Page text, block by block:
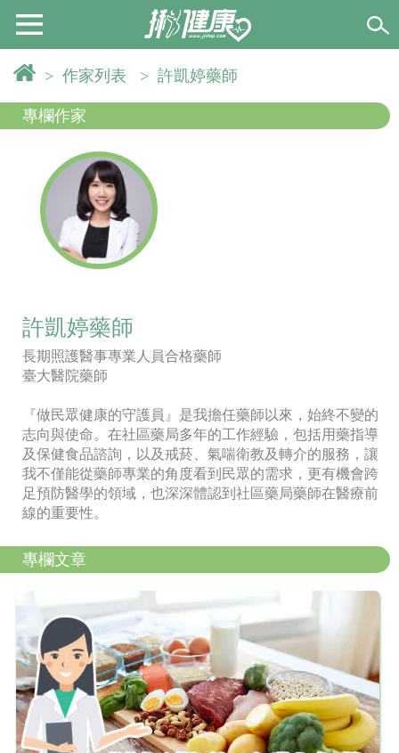
> 作家列表 > 許凱婷藥師
專欄作家
許凱婷藥師
長期照護醫事專業人員合格藥師
臺大醫院藥師
『做民眾健康的守護員』是我擔任藥師以來，始終不變的
志向與使命。在社區藥局多年的工作經驗，包括用藥指導
及保健食品諮詢，以及戒菸、氣喘衛教及轉介的服務，讓
我不僅能從藥師專業的角度看到民眾的需求，更有機會跨
足預防醫學的領域，也深深體認到社區藥局藥師在醫療前
線的重要性。
專欄文章